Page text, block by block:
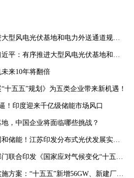
基地和电力外送通道规划建设，加快重点行业清洁能源替代
型风电光伏基地和电力外送通道规划建设，加快重点行业清洁能源替代
来10年将翻倍
“十五五”规划》为五类企业带来新机遇！
！印度迎来千亿级储能市场风口
，中国企业将面临哪些挑战？
江苏印发分布式光伏发展实施方案（2026-2030年）
合印发《国家应对气候变化“十五五”规划》
：“十五五”新增56GW、新建厂房100%安装